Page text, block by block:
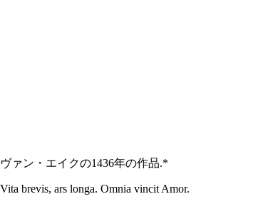
ヴァン・エイクの1436年の作品.*
Vita brevis, ars longa. Omnia vincit Amor.